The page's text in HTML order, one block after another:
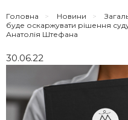
Головна > Новини >
буде оскаржувати рішення
Анатолія Штефана
30.06.22